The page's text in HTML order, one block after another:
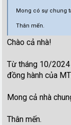
Mong có sự chung
Thân mến.
Chào cả nhà!
Từ tháng 10/
đồng hành của
Mong cả nhà
Thân mến.